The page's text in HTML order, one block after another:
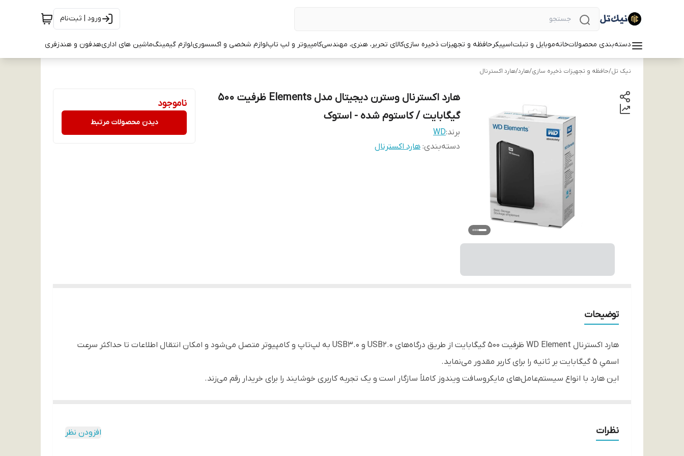
ورود | ثبت‌نام
دسته‌بندی محصولاتخانهموبایل و تبلتاسپیکرحافظه و تجهیزات ذخیره سازیکالای تحریر، هنری، مهندسیکامپیوتر و لپ تاپلوازم شخصی و اکسسوریلوازم گیمینگماشین های اداریهدفون و هندزفری
نیک تل/حافظه و تجهیزات ذخیره سازی/هارد/هارد اکسترنال
هارد اکسترنال وسترن دیجیتال مدل Elements ظرفیت 500
گیگابایت / کاستوم شده - استوک
برند:WD
دسته‌بندی: هارد اکسترنال
ناموجود
دیدن محصولات مرتبط
توضیحات
هارد اکسترنال WD Element ظرفیت 500 گیگابایت از طریق درگاه‌های USB2.0 و USB3.0 به لپ‌تاپ و کامپیوتر متصل می‌شود و امکان انتقال اطلاعات تا حداکثر سرعت
اسمیِ 5 گیگابایت بر ثانیه را برای کاربر مقدور می‌نماید.
این هارد با انواع سیستم‌عامل‌های مایکروسافت ویندوز کاملاً سازگار است و یک تجربه کاربری خوشایند را برای خریدار رقم می‌زند.
هارد دیسک 2.5 اینچی توشیبا مدل MQ01ABD050V هارد دیسک 2.5 اینچی سیگیت مدل S3PMZZ28
نظرات افزودن نظر